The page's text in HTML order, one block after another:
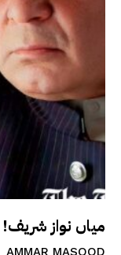
میاں نواز
AMMAR MASOOD